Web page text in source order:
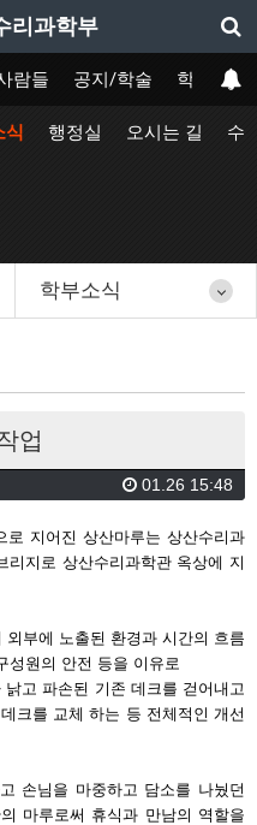
리과학부
람들 공지/학술 학사
식 행정실 오시는 길 수
학부소식
업
01.26 15:48
지어진 상산마루는 상산수리과
리지로 상산수리과학관 옥상에 지
부에 노출된 환경과 시간의 흐름
성원의 안전 등을 이유로
고 파손된 기존 데크를 걷어내고
크를 교체 하는 등 전체적인 개선
손님을 마중하고 담소를 나눴던
마루로써 휴식과 만남의 역할을